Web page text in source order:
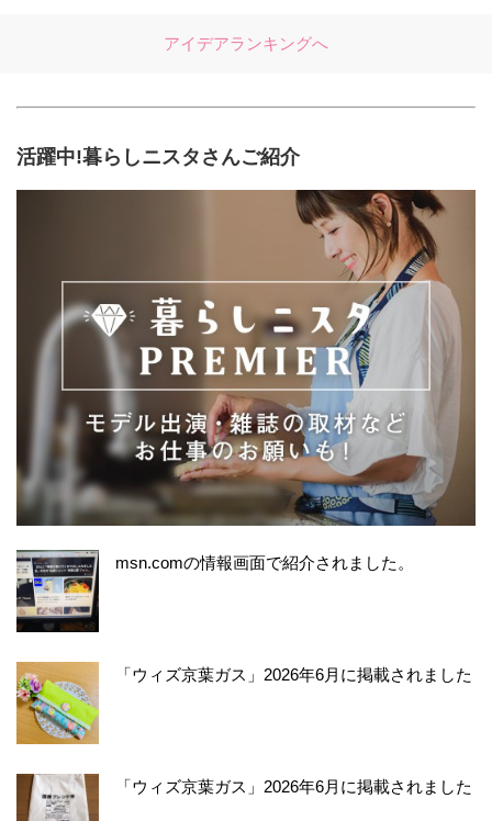
アイデアランキングへ
活躍中!暮らしニスタさんご紹介
msn.comの情報画面で紹介されました。
「ウィズ京葉ガス」2026年6月に掲載されました
「ウィズ京葉ガス」2026年6月に掲載されました